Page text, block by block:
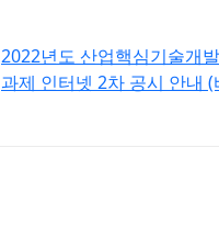
2022년도 산업핵심기술개
과제 인터넷 2차 공시 안내